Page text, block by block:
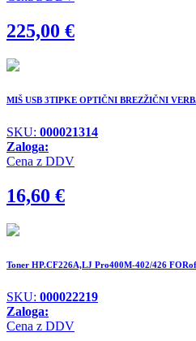
225,00 €
MIŠ USB 3TIPKE OPTIČNI BREZŽIČNI
SKU: 000021314
Zaloga:
Cena z DDV
16,60 €
Toner HP.CF226A,LJ Pro400M-402/426
SKU: 000022219
Zaloga:
Cena z DDV